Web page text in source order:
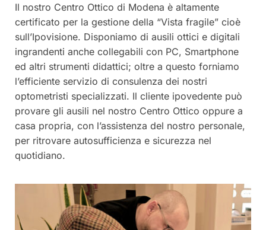
Il nostro Centro Ottico di Modena è altamente
certificato per la gestione della “Vista fragile” cioè
sull’Ipovisione. Disponiamo di ausili ottici e digitali
ingrandenti anche collegabili con PC, Smartphone
ed altri strumenti didattici; oltre a questo forniamo
l’efficiente servizio di consulenza dei nostri
optometristi specializzati. Il cliente ipovedente può
provare gli ausili nel nostro Centro Ottico oppure a
casa propria, con l’assistenza del nostro personale,
per ritrovare autosufficienza e sicurezza nel
quotidiano.